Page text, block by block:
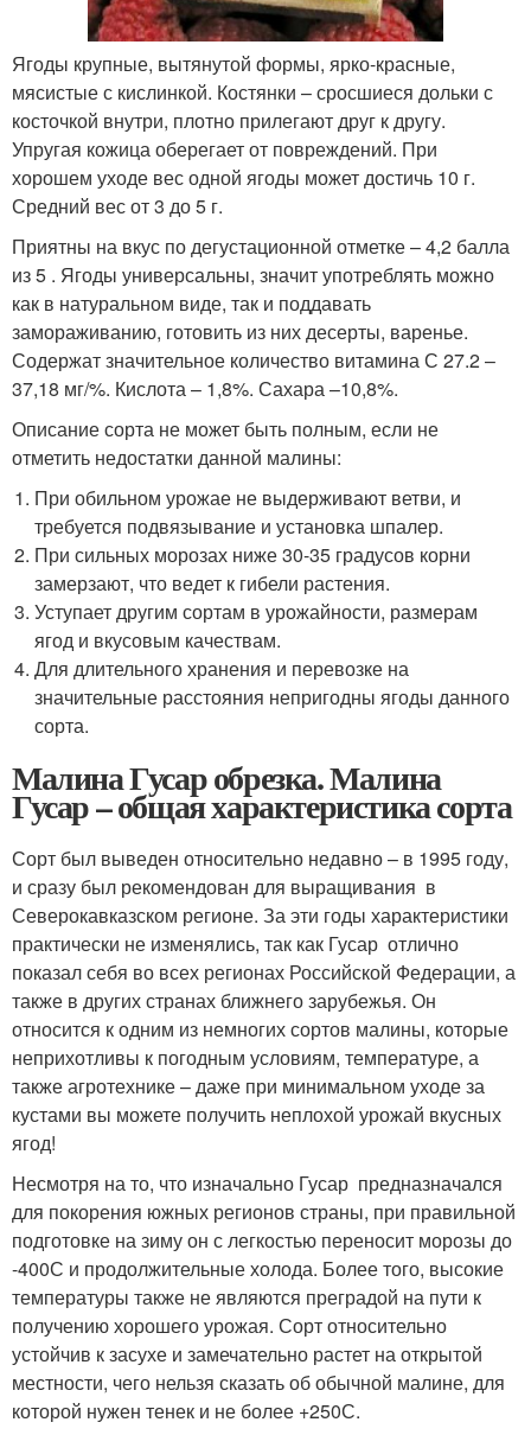
Ягоды крупные, вытянутой формы, ярко-красные,
мясистые с кислинкой. Костянки – сросшиеся дольки с
косточкой внутри, плотно прилегают друг к другу.
Упругая кожица оберегает от повреждений. При
хорошем уходе вес одной ягоды может достичь 10 г.
Средний вес от 3 до 5 г.
Приятны на вкус по дегустационной отметке – 4,2 балла
из 5 . Ягоды универсальны, значит употреблять можно
как в натуральном виде, так и поддавать
замораживанию, готовить из них десерты, варенье.
Содержат значительное количество витамина С 27.2 –
37,18 мг/%. Кислота – 1,8%. Сахара –10,8%.
Описание сорта не может быть полным, если не
отметить недостатки данной малины:
При обильном урожае не выдерживают ветви, и
требуется подвязывание и установка шпалер.
При сильных морозах ниже 30-35 градусов корни
замерзают, что ведет к гибели растения.
Уступает другим сортам в урожайности, размерам
ягод и вкусовым качествам.
Для длительного хранения и перевозке на
значительные расстояния непригодны ягоды данного
сорта.
Малина Гусар обрезка. Малина
Гусар – общая характеристика сорта
Сорт был выведен относительно недавно – в 1995 году,
и сразу был рекомендован для выращивания в
Северокавказском регионе. За эти годы характеристики
практически не изменялись, так как Гусар отлично
показал себя во всех регионах Российской Федерации, а
также в других странах ближнего зарубежья. Он
относится к одним из немногих сортов малины, которые
неприхотливы к погодным условиям, температуре, а
также агротехнике – даже при минимальном уходе за
кустами вы можете получить неплохой урожай вкусных
ягод!
Несмотря на то, что изначально Гусар предназначался
для покорения южных регионов страны, при правильной
подготовке на зиму он с легкостью переносит морозы до
-400С и продолжительные холода. Более того, высокие
температуры также не являются преградой на пути к
получению хорошего урожая. Сорт относительно
устойчив к засухе и замечательно растет на открытой
местности, чего нельзя сказать об обычной малине, для
которой нужен тенек и не более +250С.